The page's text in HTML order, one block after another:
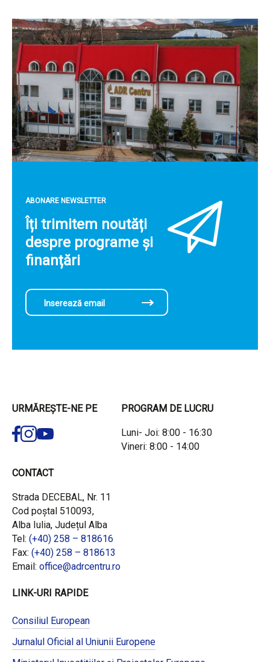
ABONARE NEWSLETTER
Îți trimitem noutăți
despre programe și
finanțări
URMĂREȘTE-NE PE PROGRAM DE LUCRU
Luni- Joi: 8:00 - 16:30
Vineri: 8:00 - 14:00
CONTACT
Strada DECEBAL, Nr. 11
Cod poștal 510093,
Alba Iulia, Județul Alba
Tel: (+40) 258 – 818616
Fax: (+40) 258 – 818613
Email: office@adrcentru.ro
LINK-URI RAPIDE
Consiliul European
Jurnalul Oficial al Uniunii Europene